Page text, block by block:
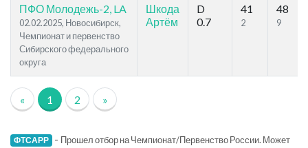
ПФО Молодежь-2, LA
02.02.2025, Новосибирск,
Чемпионат и первенство
Сибирского федерального
округа
Шкода
Артём
D
0.7
41
2
48
9
« 1 2 »
ФТСАРР - Прошел отбор на Чемпионат/Первенство России. Может